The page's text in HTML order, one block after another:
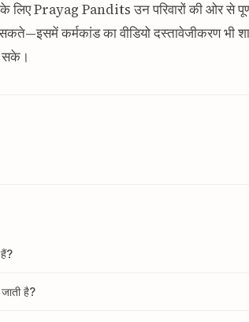
लिए Prayag Pandits उन परिवारों की ओर से
कर्मकांड का वीडियो दस्तावेजीकरण भी
सके।
है?